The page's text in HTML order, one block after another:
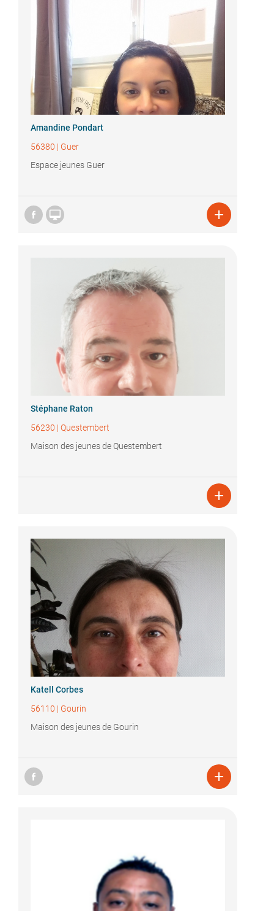
Amandine Pondart
56380 | Guer
Espace jeunes Guer
 
Stéphane Raton
56230 | Questembert
Maison des jeunes de Questembert

Katell Corbes
56110 | Gourin
Maison des jeunes de Gourin
